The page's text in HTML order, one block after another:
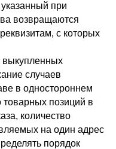
при
возвращаются
с которых
выкупленных
случаев
в одностороннем
товарных позиций в
количество
на один адрес
порядок